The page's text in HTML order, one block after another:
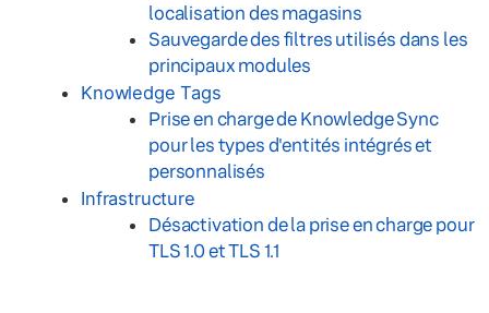
localisation des magasins
Sauvegarde des filtres utilisés dans les
principaux modules
Knowledge Tags
Prise en charge de Knowledge Sync
pour les types d'entités intégrés et
personnalisés
Infrastructure
Désactivation de la prise en charge pour
TLS 1.0 et TLS 1.1